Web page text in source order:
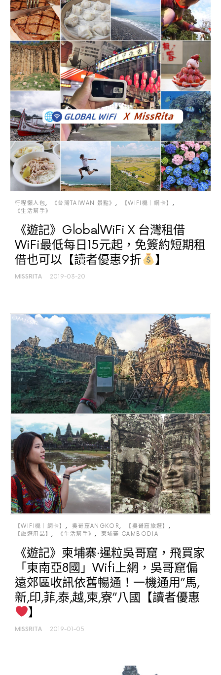
行程懶人包 《台灣TAIWAN 景點》
【WIFI機｜網卡】
《生活幫手》
《遊記》GlobalWiFi X 台灣租借
WiFi最低每日15元起，免簽約短期租
借也可以【讀者優惠9折
】
MISSRITA 2019-03-20
【WIFI機｜網卡】 吳哥窟ANGKOR
【吳哥窟旅遊】
【旅遊用品】
《生活幫手》 柬埔寨 CAMBODIA
《遊記》柬埔寨‧暹粒吳哥窟，飛買家
「東南亞8國」Wifi上網，吳哥窟偏
遠郊區收訊依舊暢通！一機通用”馬,
新,印,菲,泰,越,柬,寮”八國【讀者優惠
】
MISSRITA 2019-01-05